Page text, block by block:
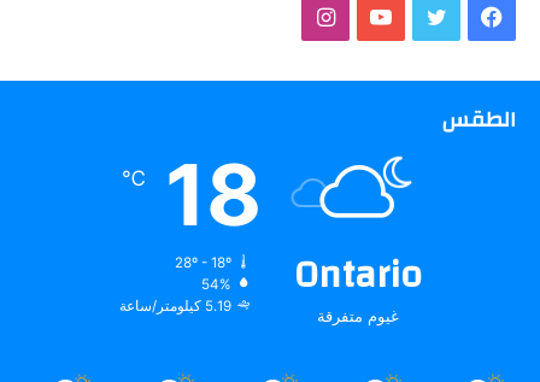
فيسبوك تويتر يوتيوبانستقرام
الطقس
Ontario
غيوم متفرقة
18
℃
28º - 18º
54%
5.19 كيلومتر/ساعة